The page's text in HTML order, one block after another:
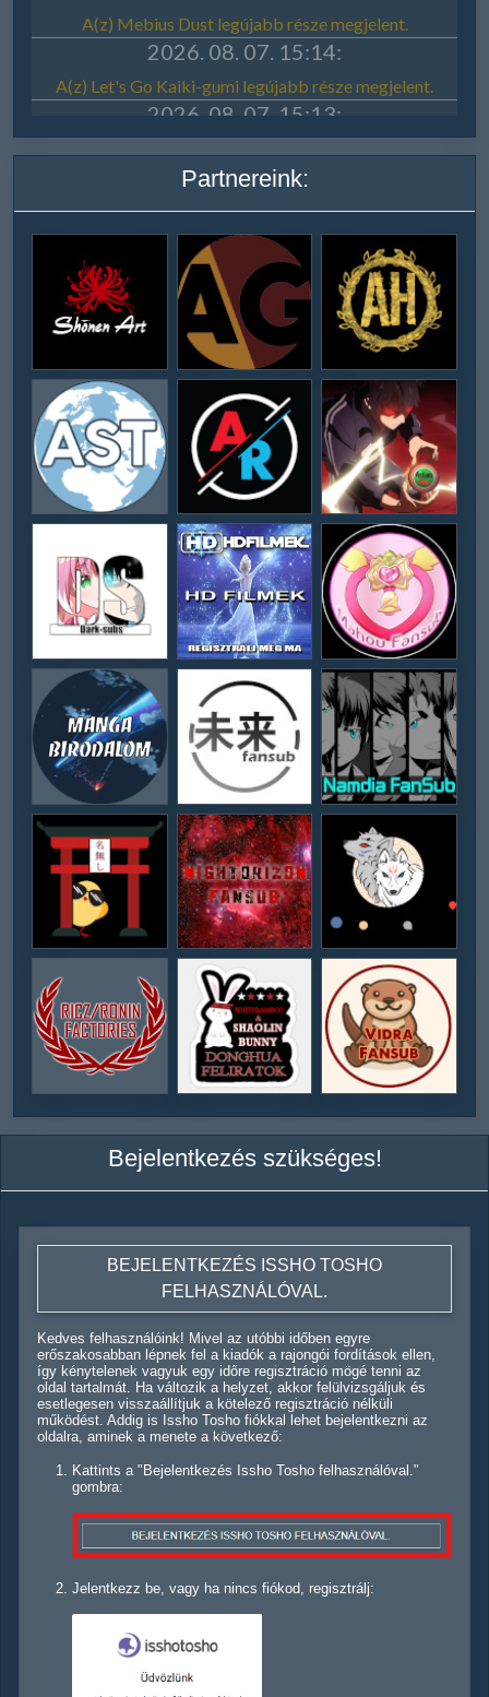
Partnereink:
Bejelentkezés szükséges!
BEJELENTKEZÉS ISSHO TOSHO
FELHASZNÁLÓVAL.
Kedves felhasználóink! Mivel az utóbbi időben egyre
erőszakosabban lépnek fel a kiadók a rajongói fordítások ellen,
így kénytelenek vagyuk egy időre regisztráció mögé tenni az
oldal tartalmát. Ha változik a helyzet, akkor felülvizsgáljuk és
esetlegesen visszaállítjuk a kötelező regisztráció nélküli
működést. Addig is Issho Tosho fiókkal lehet bejelentkezni az
oldalra, aminek a menete a következő:
Kattints a "Bejelentkezés Issho Tosho felhasználóval."
gombra:
Jelentkezz be, vagy ha nincs fiókod, regisztrálj: